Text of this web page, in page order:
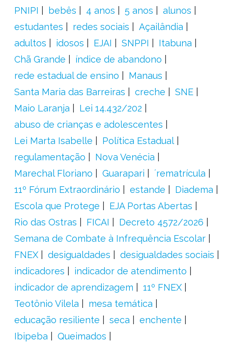
PNIPI
bebês 4 anos 5 anos
alunos
estudantes
redes sociais
Açailândia
adultos
idosos EJAI SNPPI
Itabuna
Chã Grande
índice de abandono
rede estadual de ensino
Manaus
Santa Maria das Barreiras
creche
SNE
Maio Laranja
Lei 14.432/202
abuso de crianças e adolescentes
Lei Marta Isabelle
Política Estadual
regulamentação
Nova Venécia
Marechal Floriano
Guarapari
´rematrícula
11º Fórum Extraordinário
estande
Diadema
Escola que Protege
EJA Portas Abertas
Rio das Ostras
FICAI
Decreto 4572/2026
Semana de Combate à Infrequência Escolar
FNEX
desigualdades
desigualdades sociais
indicadores
indicador de atendimento
indicador de aprendizagem
11º FNEX
Teotônio Vilela
mesa temática
educação resiliente
seca
enchente
Ibipeba
Queimados